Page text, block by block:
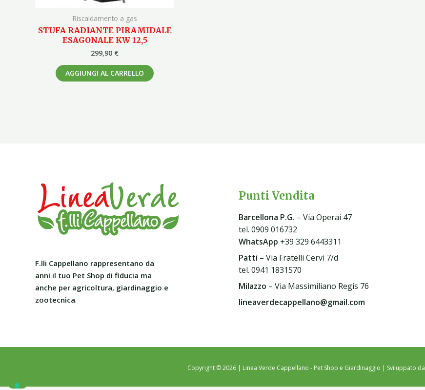
Riscaldamento a gas
STUFA RADIANTE PIRAMIDALE
ESAGONALE KW 12,5
299,90 €
AGGIUNGI AL CARRELLO
F.lli Cappellano rappresentano da
anni il tuo Pet Shop di fiducia ma
anche per agricoltura, giardinaggio e
zootecnica.
Punti Vendita
Barcellona P.G. – Via Operai 47
tel. 0909 016732
WhatsApp +39 329 6443311
Patti – Via Fratelli Cervi 7/d
tel. 0941 1831570
Milazzo – Via Massimiliano Regis 76
lineaverdecappellano@gmail.com
Copyright © 2026 | Linea Verde Cappellano - Pet Shop e Giardinaggio | Sviluppato da